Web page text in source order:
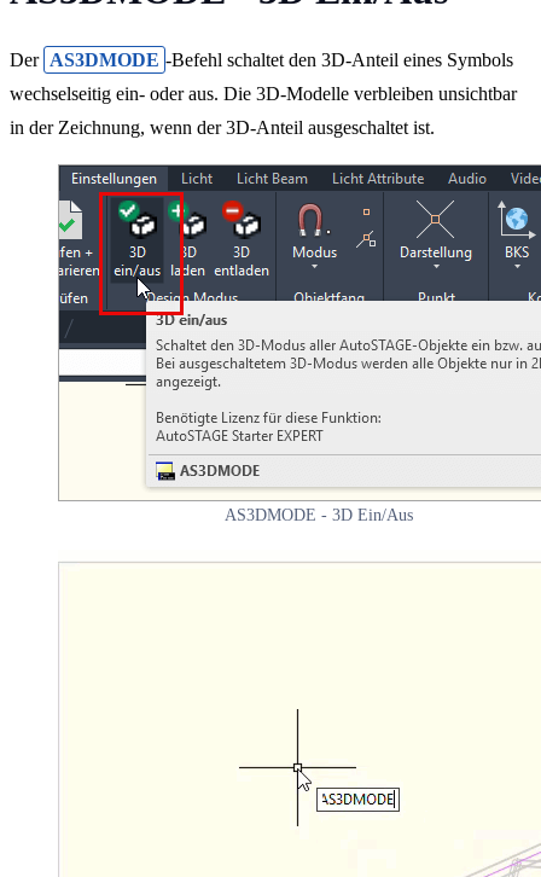
Der AS3DMODE -Befehl schaltet den 3D-Anteil eines Symbols
wechselseitig ein- oder aus. Die 3D-Modelle verbleiben unsichtbar
in der Zeichnung, wenn der 3D-Anteil ausgeschaltet ist.
AS3DMODE - 3D Ein/Aus